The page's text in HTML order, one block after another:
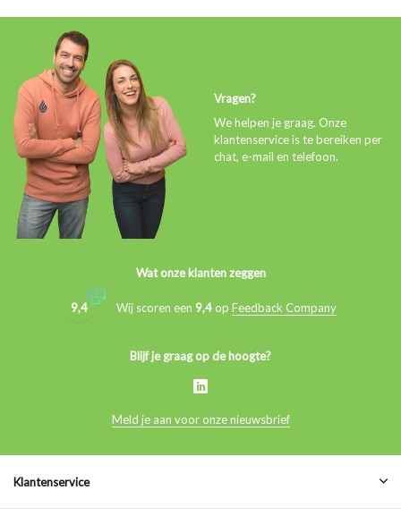
Vragen?
We helpen je graag. Onze
klantenservice is te bereiken per
chat, e-mail en telefoon.
Wat onze klanten zeggen
9,4 Wij scoren een 9,4op Feedback Company
Blijf je graag op de hoogte?
Meld je aan voor onze nieuwsbrief
Klantenservice